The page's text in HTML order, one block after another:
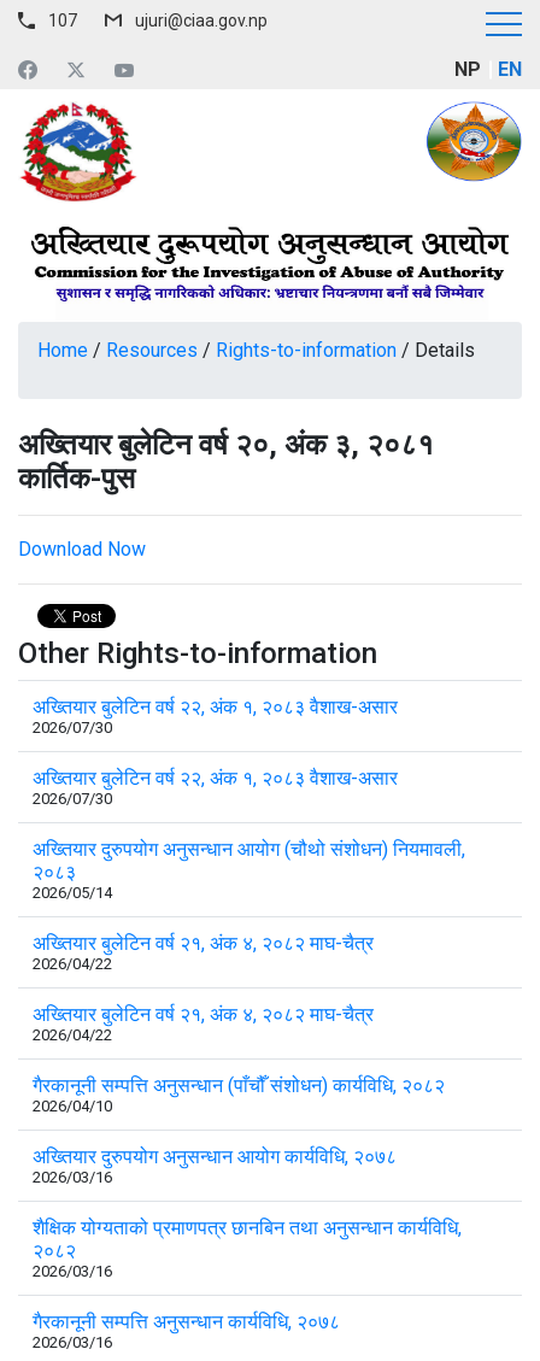
107 ujuri@ciaa.gov.np
NP EN
Home / Resources / Rights-to-information / Details
अख्तियार बुलेटिन वर्ष २०, अंक ३, २०८१
कार्तिक-पुस
Download Now
Other Rights-to-information
अख्तियार बुलेटिन वर्ष २२, अंक १, २०८३ वैशाख-असार
2026/07/30
अख्तियार बुलेटिन वर्ष २२, अंक १, २०८३ वैशाख-असार
2026/07/30
अख्तियार दुरुपयोग अनुसन्धान आयोग (चौथो संशोधन) नियमावली,
२०८३
2026/05/14
अख्तियार बुलेटिन वर्ष २१, अंक ४, २०८२ माघ-चैत्र
2026/04/22
अख्तियार बुलेटिन वर्ष २१, अंक ४, २०८२ माघ-चैत्र
2026/04/22
गैरकानूनी सम्पत्ति अनुसन्धान (पाँचौँ संशोधन) कार्यविधि, २०८२
2026/04/10
अख्तियार दुरुपयोग अनुसन्धान आयोग कार्यविधि, २०७८
2026/03/16
शैक्षिक योग्यताको प्रमाणपत्र छानबिन तथा अनुसन्धान कार्यविधि,
२०८२
2026/03/16
गैरकानूनी सम्पत्ति अनुसन्धान कार्यविधि, २०७८
2026/03/16